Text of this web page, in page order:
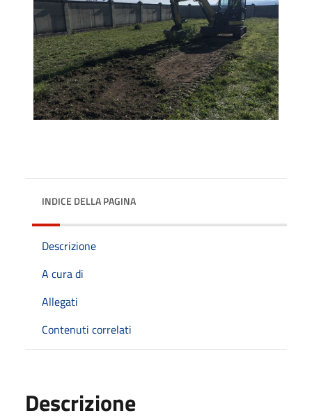
INDICE DELLA PAGINA
Descrizione
A cura di
Allegati
Contenuti correlati
Descrizione